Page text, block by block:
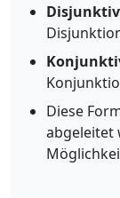
Diese
abgeleitet